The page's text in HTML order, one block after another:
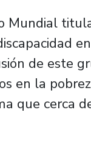
Mundial
de este
en la
que cerca